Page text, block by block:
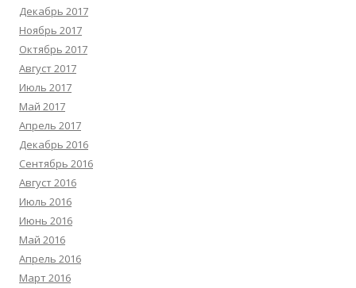
Декабрь 2017
Ноябрь 2017
Октябрь 2017
Август 2017
Июль 2017
Май 2017
Апрель 2017
Декабрь 2016
Сентябрь 2016
Август 2016
Июль 2016
Июнь 2016
Май 2016
Апрель 2016
Март 2016